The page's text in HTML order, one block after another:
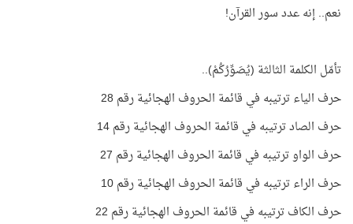
نعم.. إنه عدد سور القرآن!
تأمّل الكلمة الثالثة (يُصَوِّرُكُمْ)..
حرف الياء ترتيبه في قائمة الحروف الهجائية رقم 28
حرف الصاد ترتيبه في قائمة الحروف الهجائية رقم 14
حرف الواو ترتيبه في قائمة الحروف الهجائية رقم 27
حرف الراء ترتيبه في قائمة الحروف الهجائية رقم 10
حرف الكاف ترتيبه في قائمة الحروف الهجائية رقم 22